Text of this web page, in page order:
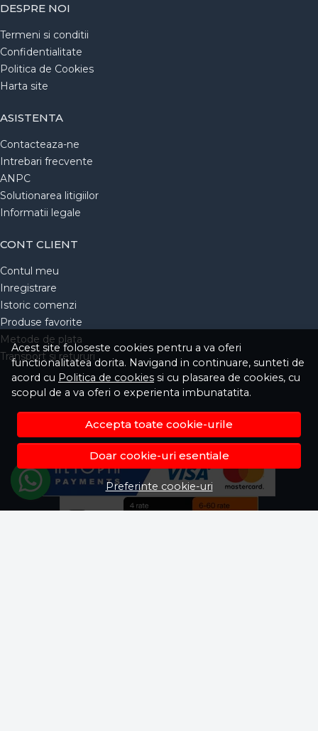
Acest site foloseste cookies pentru a va oferi
functionalitatea dorita. Navigand in continuare, sunteti de
acord cu Politica de cookies si cu plasarea de cookies, cu
scopul de a va oferi o experienta imbunatatita.
Accepta toate cookie-urile
Doar cookie-uri esentiale
Preferinte cookie-uri
DESPRE NOI
Termeni si conditii
Confidentialitate
Politica de Cookies
Harta site
ASISTENTA
Contacteaza-ne
Intrebari frecvente
ANPC
Solutionarea litigiilor
Informatii legale
CONT CLIENT
Contul meu
Inregistrare
Istoric comenzi
Produse favorite
Metode de plata
Transport si retururi